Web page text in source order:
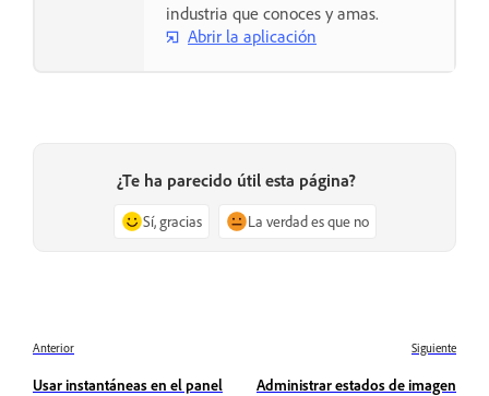
industria que conoces y amas.
Abrir la aplicación
¿Te ha parecido útil esta página?
Sí, gracias La verdad es que no
Anterior
Usar instantáneas en el panel
Siguiente
Administrar estados de imagen